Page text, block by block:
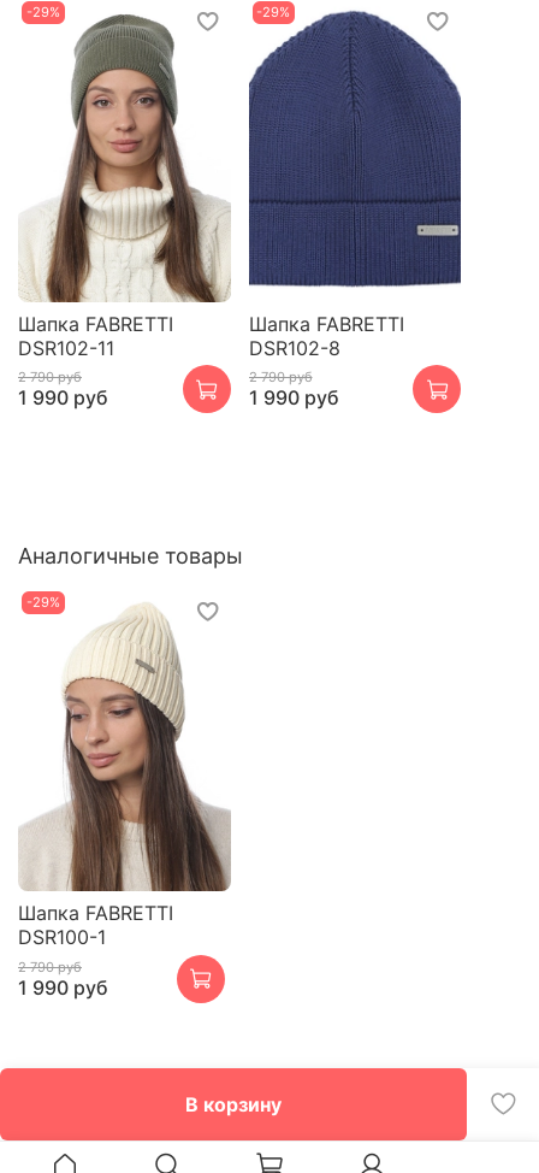
В корзину
-29%
Шапка FABRETTI
DSR102-11
2 790 руб
1 990 руб
-29%
Шапка FABRETTI
DSR102-8
2 790 руб
1 990 руб
Аналогичные товары
-29%
Шапка FABRETTI
DSR100-1
2 790 руб
1 990 руб